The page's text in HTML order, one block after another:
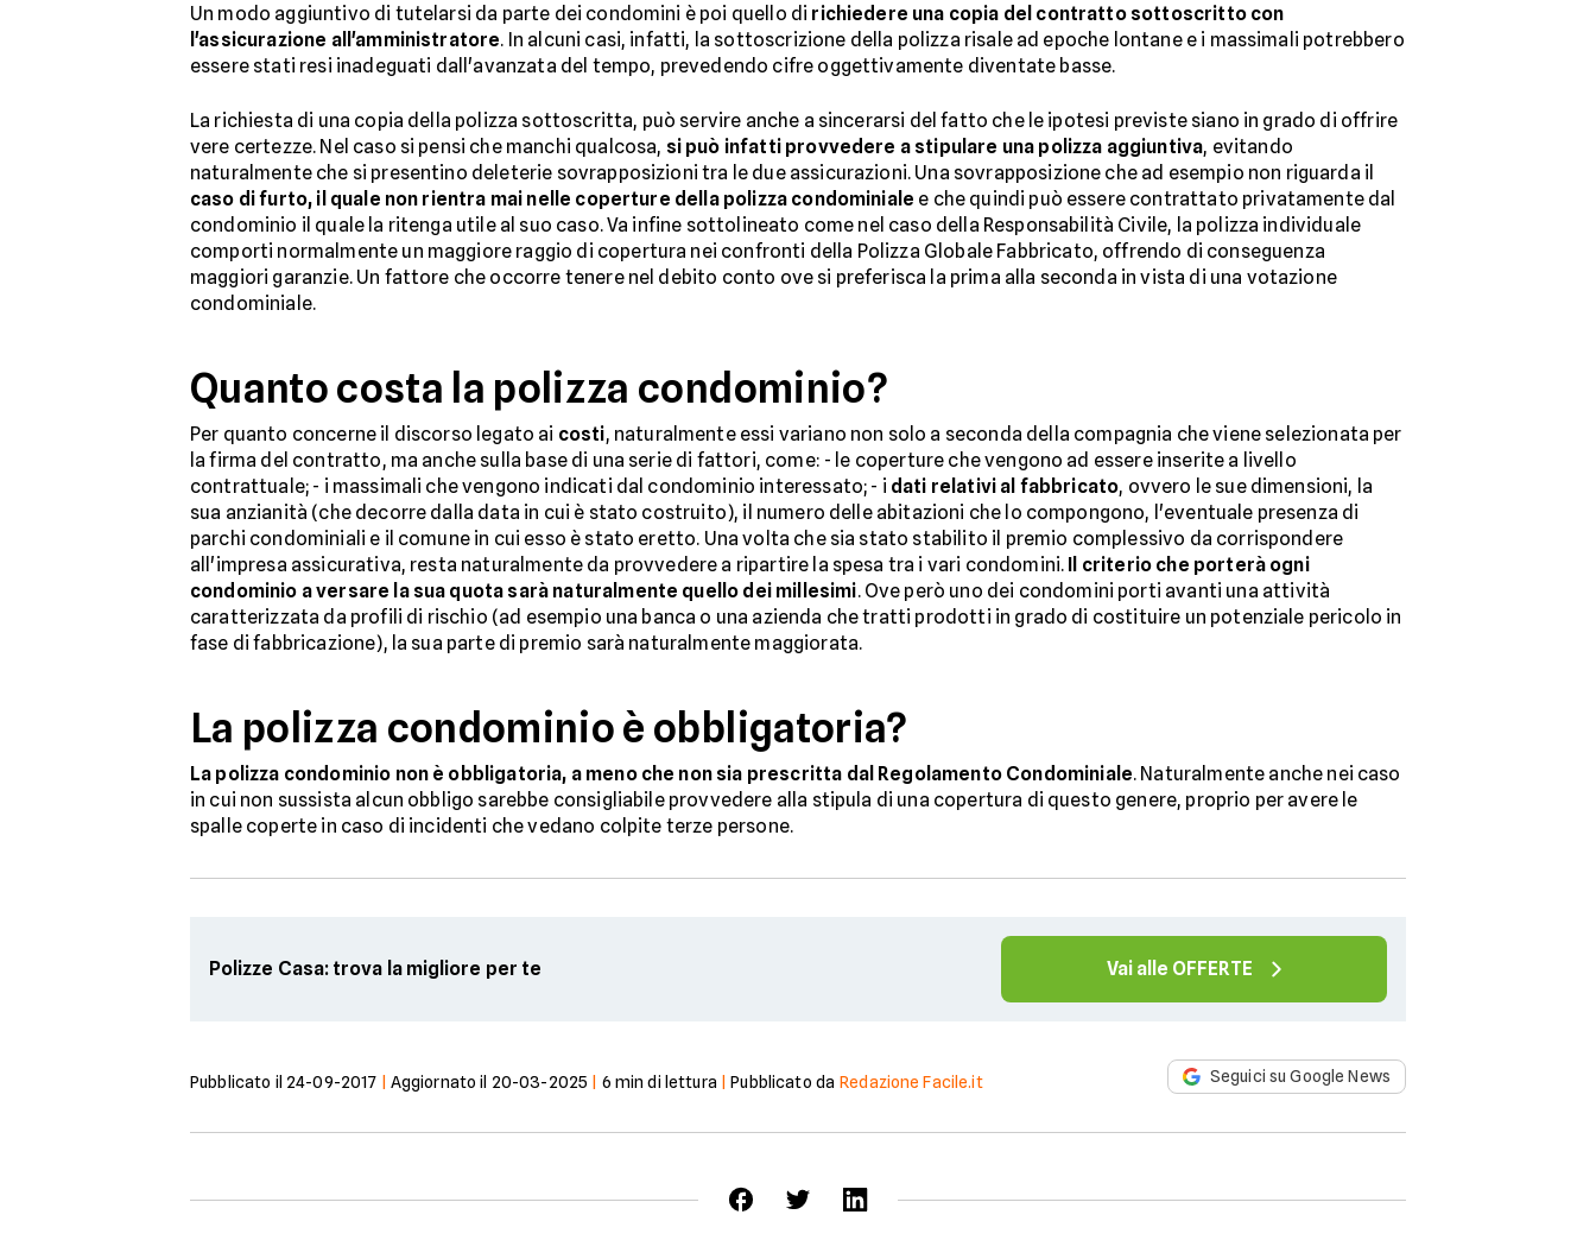
Un modo aggiuntivo di tutelarsi da parte dei condomini è poi quello di richiedere una copia del contratto sottoscritto con
l'assicurazione all'amministratore. In alcuni casi, infatti, la sottoscrizione della polizza risale ad epoche lontane e i massimali potrebbero
essere stati resi inadeguati dall'avanzata del tempo, prevedendo cifre oggettivamente diventate basse.
La richiesta di una copia della polizza sottoscritta, può servire anche a sincerarsi del fatto che le ipotesi previste siano in grado di offrire
vere certezze. Nel caso si pensi che manchi qualcosa, si può infatti provvedere a stipulare una polizza aggiuntiva, evitando
naturalmente che si presentino deleterie sovrapposizioni tra le due assicurazioni. Una sovrapposizione che ad esempio non riguarda il
caso di furto, il quale non rientra mai nelle coperture della polizza condominiale e che quindi può essere contrattato privatamente dal
condominio il quale la ritenga utile al suo caso. Va infine sottolineato come nel caso della Responsabilità Civile, la polizza individuale
comporti normalmente un maggiore raggio di copertura nei confronti della Polizza Globale Fabbricato, offrendo di conseguenza
maggiori garanzie. Un fattore che occorre tenere nel debito conto ove si preferisca la prima alla seconda in vista di una votazione
condominiale.
Quanto costa la polizza condominio?
Per quanto concerne il discorso legato ai costi, naturalmente essi variano non solo a seconda della compagnia che viene selezionata per
la firma del contratto, ma anche sulla base di una serie di fattori, come: - le coperture che vengono ad essere inserite a livello
contrattuale; - i massimali che vengono indicati dal condominio interessato; - i dati relativi al fabbricato, ovvero le sue dimensioni, la
sua anzianità (che decorre dalla data in cui è stato costruito), il numero delle abitazioni che lo compongono, l'eventuale presenza di
parchi condominiali e il comune in cui esso è stato eretto. Una volta che sia stato stabilito il premio complessivo da corrispondere
all'impresa assicurativa, resta naturalmente da provvedere a ripartire la spesa tra i vari condomini. Il criterio che porterà ogni
condominio a versare la sua quota sarà naturalmente quello dei millesimi. Ove però uno dei condomini porti avanti una attività
caratterizzata da profili di rischio (ad esempio una banca o una azienda che tratti prodotti in grado di costituire un potenziale pericolo in
fase di fabbricazione), la sua parte di premio sarà naturalmente maggiorata.
La polizza condominio è obbligatoria?
La polizza condominio non è obbligatoria, a meno che non sia prescritta dal Regolamento Condominiale. Naturalmente anche nei caso
in cui non sussista alcun obbligo sarebbe consigliabile provvedere alla stipula di una copertura di questo genere, proprio per avere le
spalle coperte in caso di incidenti che vedano colpite terze persone.
Polizze Casa: trova la migliore per te Vai alle OFFERTE
Pubblicato il 24-09-2017 Aggiornato il 20-03-2025 6 min di lettura |Pubblicato da Redazione Facile.it Seguici su Google News